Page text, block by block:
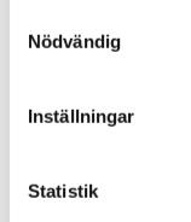
Nödvändig
Inställningar
Statistik
(https://
https://
(https://
(https://